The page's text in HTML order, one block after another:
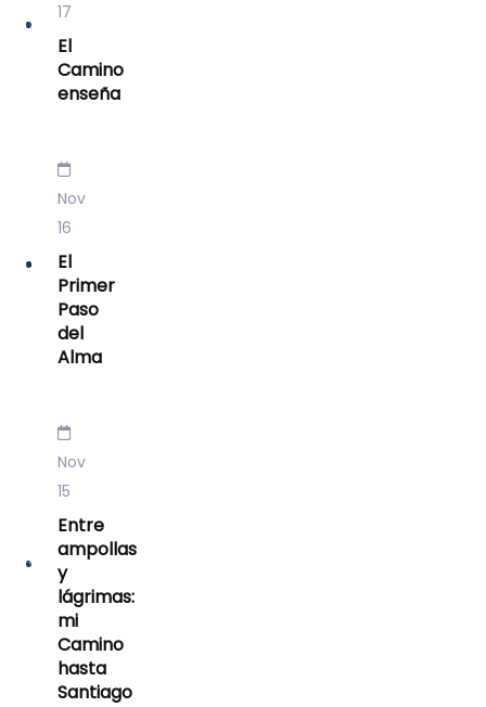
17
El
Camino
enseña
Nov
16
El
Primer
Paso
del
Alma
Nov
15
Entre
ampollas
y
lágrimas:
mi
Camino
hasta
Santiago